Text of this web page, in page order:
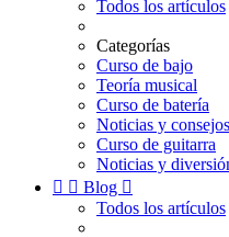
Todos los artículos
Categorías
Curso de bajo
Teoría musical
Curso de batería
Noticias y
Curso de guitarra
Noticias y
  Blog 
Todos los artículos